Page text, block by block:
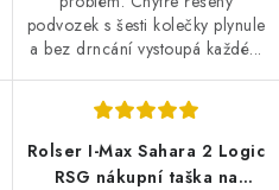
podvozek s šesti kolečky plynule
a bez drncání vystoupá každé...
Rolser I-Max Sahara 2 Logic
RSG nákupní taška na